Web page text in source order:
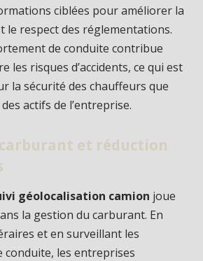
ciblées pour améliorer la
le respect des réglementations.
de conduite contribue
les risques d’accidents, ce qui est
la sécurité des chauffeurs que
actifs de l’entreprise.
carburant et réduction
géolocalisation camion joue
la gestion du carburant. En
et en surveillant les
conduite, les entreprises